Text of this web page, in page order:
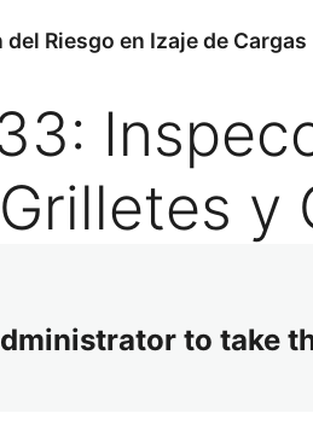
Riesgo en Izaje de Cargas
y
to take